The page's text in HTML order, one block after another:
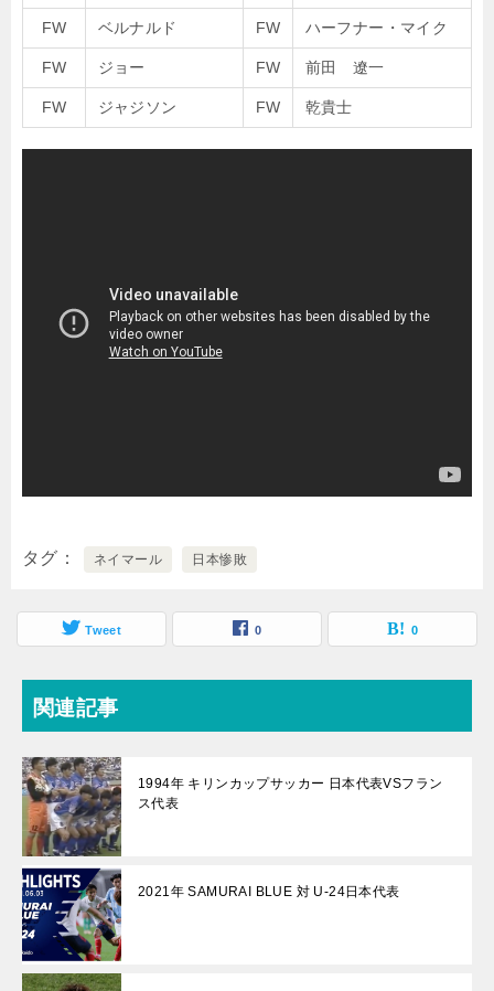
FW ベルナルド FW ハーフナー・マイク
FW ジョー FW 前田 遼一
FW ジャジソン FW 乾貴士
タグ ネイマール 日本惨敗
Tweet 0 0
関連記事
1994年 キリンカップサッカー 日本代表VSフラン
ス代表
2021年 SAMURAI BLUE 対 U-24日本代表